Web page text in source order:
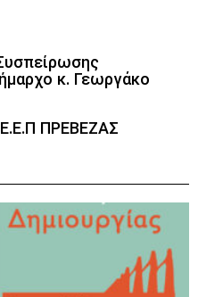
κ. Γεωργάκο
ΠΡΕΒΕΖΑΣ